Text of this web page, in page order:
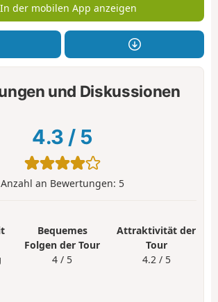
In der mobilen App anzeigen
und Diskussionen
4.3 / 5
Anzahl an Bewertungen: 5
Bequemes
Folgen der Tour
4 / 5
Attraktivität der
Tour
4.2 / 5